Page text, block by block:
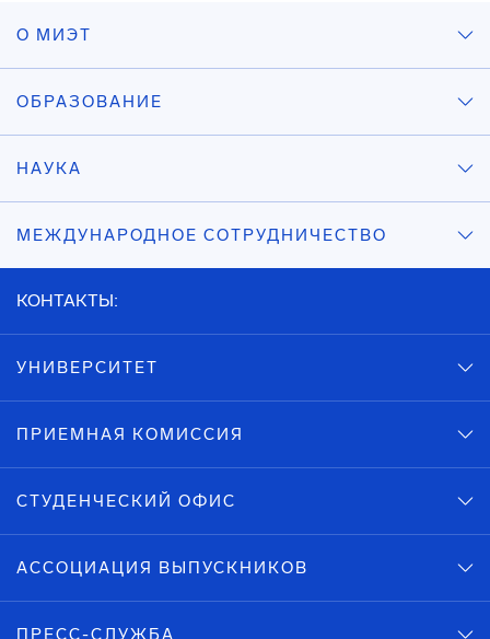
О МИЭТ
ОБРАЗОВАНИЕ
НАУКА
МЕЖДУНАРОДНОЕ СОТРУДНИЧЕСТВО
КОНТАКТЫ:
УНИВЕРСИТЕТ
ПРИЕМНАЯ КОМИССИЯ
СТУДЕНЧЕСКИЙ ОФИС
АССОЦИАЦИЯ ВЫПУСКНИКОВ
ПРЕСС-СЛУЖБА